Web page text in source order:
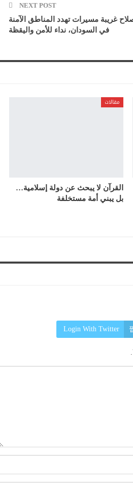
NEXT POST
غريبة مسيرات تهدد المناطق الآمنة
في السودان، نداء للأمن واليقظة
مقالات
القرآن لا يبحث عن دولة إسلامية…
بل يبني أمة مستخلفة
Login With Twitter